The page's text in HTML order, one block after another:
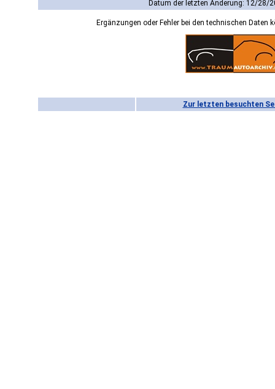
Datum der letzten Änderung: 12/28/
Ergänzungen oder Fehler bei den technischen Daten
Zur letzten besuchten